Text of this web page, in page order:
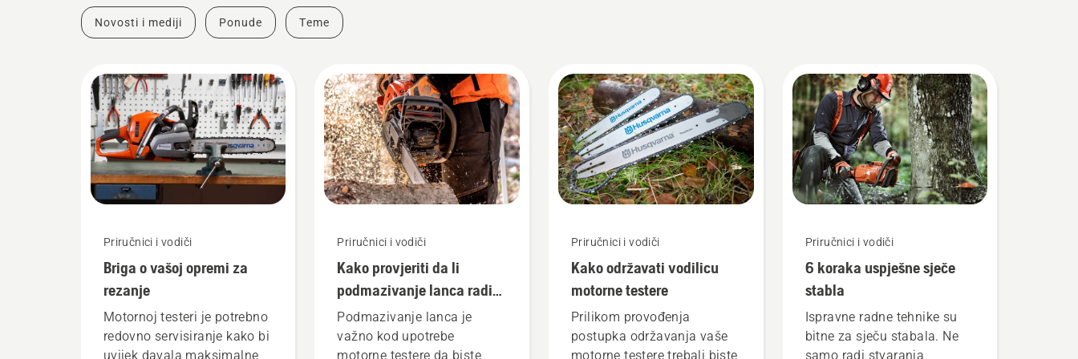
Novosti i mediji Ponude Teme
Priručnici i vodiči
Briga o vašoj opremi za
rezanje
Motornoj testeri je potrebno
redovno servisiranje kako bi
uvijek davala maksimalne
Priručnici i vodiči
Kako provjeriti da li
podmazivanje lanca radi
na motornoj testeri
Podmazivanje lanca je
važno kod upotrebe
motorne testere da biste
Priručnici i vodiči
Kako održavati vodilicu
motorne testere
Prilikom provođenja
postupka održavanja vaše
motorne testere trebali biste
Priručnici i vodiči
6 koraka uspješne sječe
stabla
Ispravne radne tehnike su
bitne za sječu stabala. Ne
samo radi stvaranja